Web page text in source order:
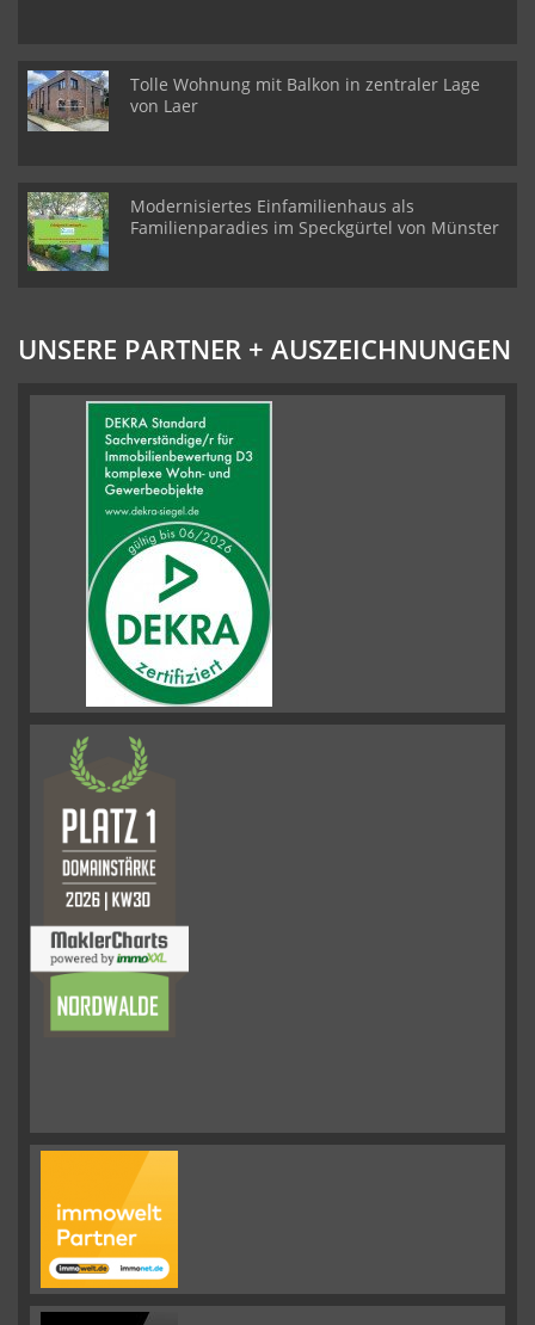
Tolle Wohnung mit Balkon in zentraler Lage
von Laer
Modernisiertes Einfamilienhaus als
Familienparadies im Speckgürtel von Münster
UNSERE PARTNER + AUSZEICHNUNGEN